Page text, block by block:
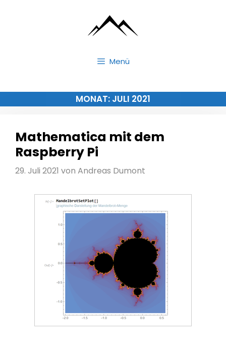
Menü
MONAT: JULI 2021
Mathematica mit dem
Raspberry Pi
29. Juli 2021 von Andreas Dumont